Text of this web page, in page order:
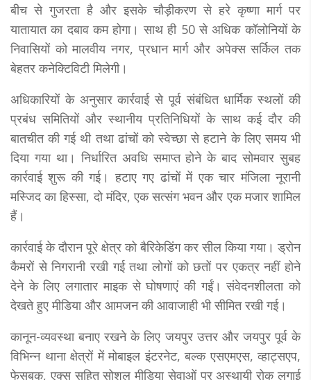
बीच से गुजरता है और इसके चौड़ीकरण से हरे कृष्णा मार्ग पर
यातायात का दबाव कम होगा। साथ ही 50 से अधिक कॉलोनियों के
निवासियों को मालवीय नगर, प्रधान मार्ग और अपेक्स सर्किल तक
बेहतर कनेक्टिविटी मिलेगी।
अधिकारियों के अनुसार कार्रवाई से पूर्व संबंधित धार्मिक स्थलों की
प्रबंध समितियों और स्थानीय प्रतिनिधियों के साथ कई दौर की
बातचीत की गई थी तथा ढांचों को स्वेच्छा से हटाने के लिए समय भी
दिया गया था। निर्धारित अवधि समाप्त होने के बाद सोमवार सुबह
कार्रवाई शुरू की गई। हटाए गए ढांचों में एक चार मंजिला नूरानी
मस्जिद का हिस्सा, दो मंदिर, एक सत्संग भवन और एक मजार शामिल
हैं।
कार्रवाई के दौरान पूरे क्षेत्र को बैरिकेडिंग कर सील किया गया। ड्रोन
कैमरों से निगरानी रखी गई तथा लोगों को छतों पर एकत्र नहीं होने
देने के लिए लगातार माइक से घोषणाएं की गईं। संवेदनशीलता को
देखते हुए मीडिया और आमजन की आवाजाही भी सीमित रखी गई।
कानून-व्यवस्था बनाए रखने के लिए जयपुर उत्तर और जयपुर पूर्व के
विभिन्न थाना क्षेत्रों में मोबाइल इंटरनेट, बल्क एसएमएस, व्हाट्सएप,
फेसबुक, एक्स सहित सोशल मीडिया सेवाओं पर अस्थायी रोक लगाई